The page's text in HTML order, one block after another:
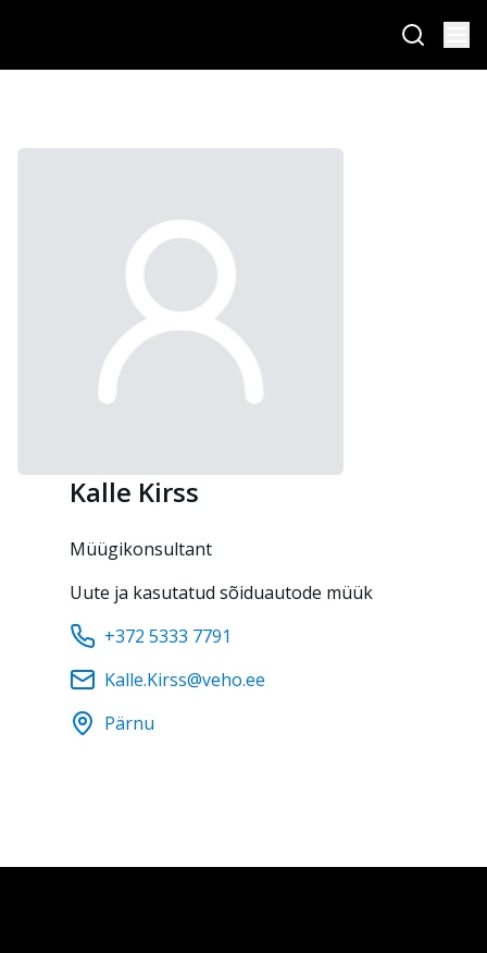
Kalle Kirss
Müügikonsultant
Uute ja kasutatud sõiduautode müük
+372 5333 7791
Kalle.Kirss@veho.ee
Pärnu